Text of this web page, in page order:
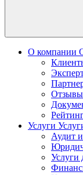
О компании
Отзывы
Услуги
Аудит
Услуги